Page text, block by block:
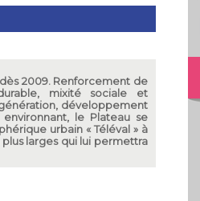
2009. Renforcement de
mixité sociale et
développement
le Plateau se
urbain « Téléval » à
larges qui lui permettra